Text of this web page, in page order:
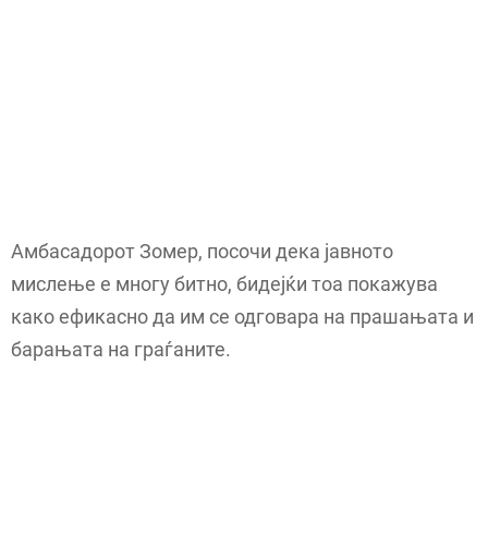
Амбасадорот Зомер, посочи дека јавното
мислење е многу битно, бидејќи тоа покажува
како ефикасно да им се одговара на прашањата и
барањата на граѓаните.